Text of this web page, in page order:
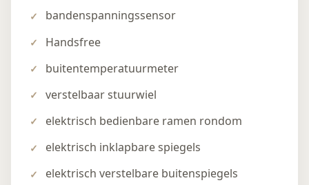
bandenspanningssensor
Handsfree
buitentemperatuurmeter
verstelbaar stuurwiel
elektrisch bedienbare ramen rondom
elektrisch inklapbare spiegels
elektrisch verstelbare buitenspiegels